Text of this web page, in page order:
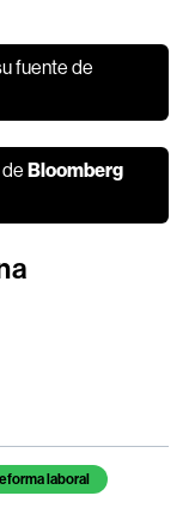
fuente de
de Bloomberg
laboral